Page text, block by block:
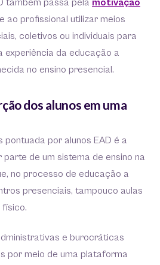
também passa pela motivação
ao profissional utilizar meios
coletivos ou individuais para
experiência da educação a
no ensino presencial.
dos alunos em uma
pontuada por alunos EAD é a
de um sistema de ensino na
no processo de educação a
presenciais, tampouco aulas
físico.
e burocráticas
por meio de uma plataforma